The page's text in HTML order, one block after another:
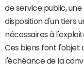
de service public,
disposition d'un tiers
nécessaires à
Ces biens font l'objet
l'échéance de la